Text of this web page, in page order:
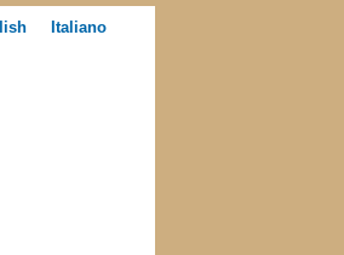
Italiano